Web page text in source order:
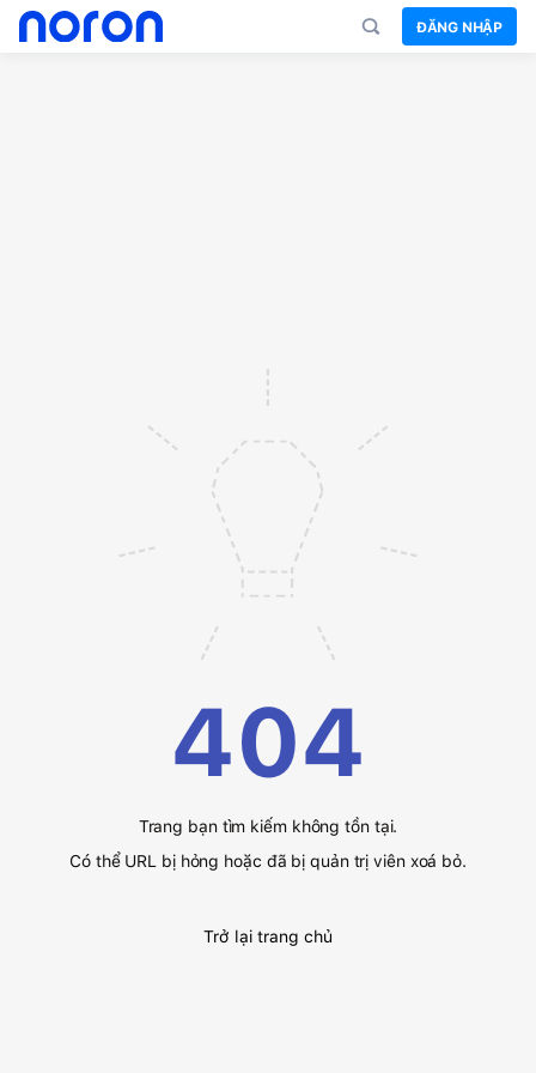
ĐĂNG NHẬP
404
Trang bạn tìm kiếm không tồn tại.
Có thể URL bị hỏng hoặc đã bị quản trị viên xoá bỏ.
Trở lại trang chủ